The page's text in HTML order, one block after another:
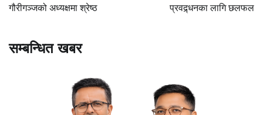
गौरीगञ्जको अध्यक्षमा श्रेष्ठ
प्रवद्र्धनका लागि छलफल
सम्बन्धित खबर